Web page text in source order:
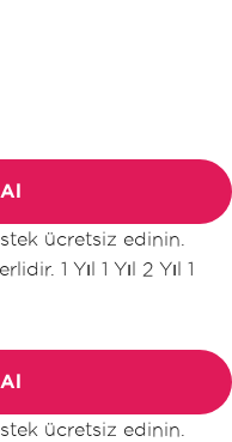
ücretsiz edinin.
1 Yıl 1 Yıl 2 Yıl 1
ücretsiz edinin.